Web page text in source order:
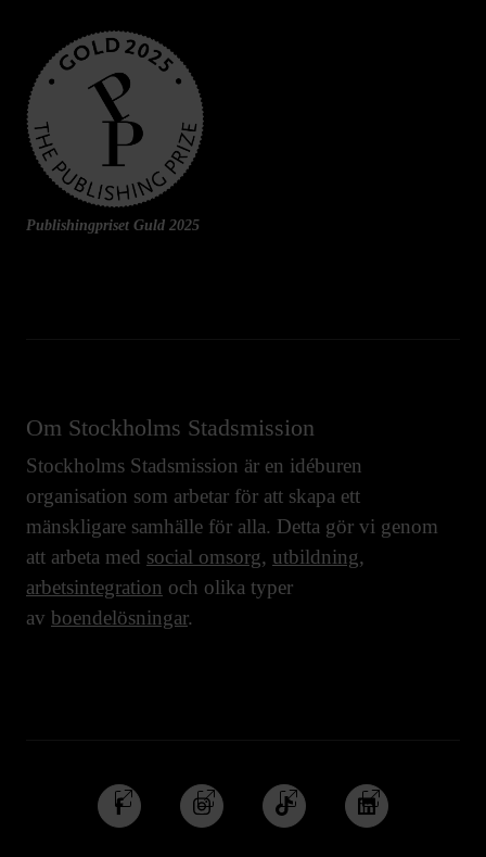
Publishingpriset Guld 2025
Om Stockholms Stadsmission
Stockholms Stadsmission är en idéburen
organisation som arbetar för att skapa ett
mänskligare samhälle för alla. Detta gör vi genom
att arbeta med social omsorg, utbildning,
arbetsintegration och olika typer
av boendelösningar.
Följ
oss
Följ
oss
Följ
oss
Följ
oss